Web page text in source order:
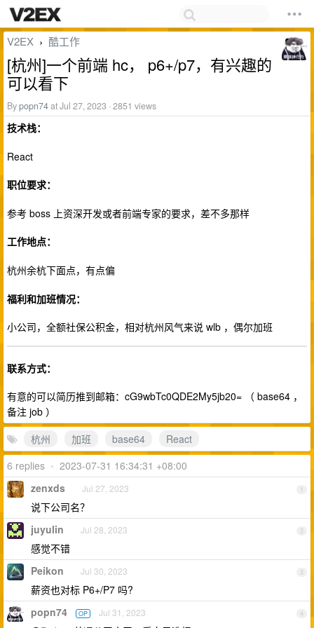
V2EX › 酷工作
[杭州]一个前端 hc， p6+/p7，有兴趣的
可以看下
Bypopn74at Jul 27, 2023 · 2851 views
技术栈：
React
职位要求：
参考 boss 上资深开发或者前端专家的要求，差不多那样
工作地点：
杭州余杭下面点，有点偏
福利和加班情况：
小公司，全额社保公积金，相对杭州风气来说 wlb ，偶尔加班
联系方式：
有意的可以简历推到邮箱：cG9wbTc0QDE2My5jb20= （ base64 ，
备注 job ）
杭州
加班 base64
React
6 replies • 2023-07-31 16:34:31 +08:00
1
zenxds Jul 27, 2023
说下公司名？
2
juyulin Jul 28, 2023
感觉不错
3
Peikon Jul 30, 2023
薪资也对标 P6+/P7 吗?
4
popn74 OP Jul 31, 2023